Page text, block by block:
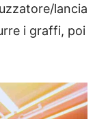
lancia
i graffi, poi